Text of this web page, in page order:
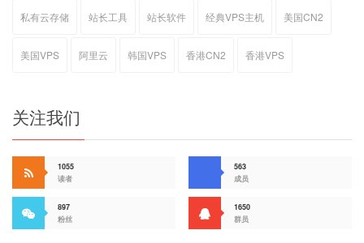
私有云存储 站长工具 站长软件 经典VPS主机 美国CN2
美国VPS 阿里云 韩国VPS 香港CN2 香港VPS
关注我们
1055
读者
563
成员
897
粉丝
1650
群员